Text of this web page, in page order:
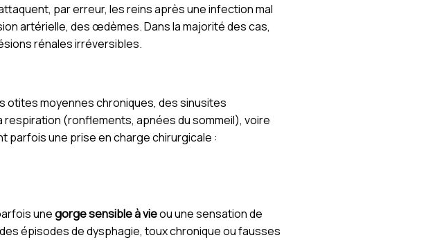
par erreur, les reins après une infection mal
artérielle, des œdèmes. Dans la majorité des cas,
rénales irréversibles.
otites moyennes chroniques, des sinusites
(ronflements, apnées du sommeil), voire
parfois une prise en charge chirurgicale :
unegorge sensible à vieou une sensation de
épisodes de dysphagie, toux chronique ou fausses